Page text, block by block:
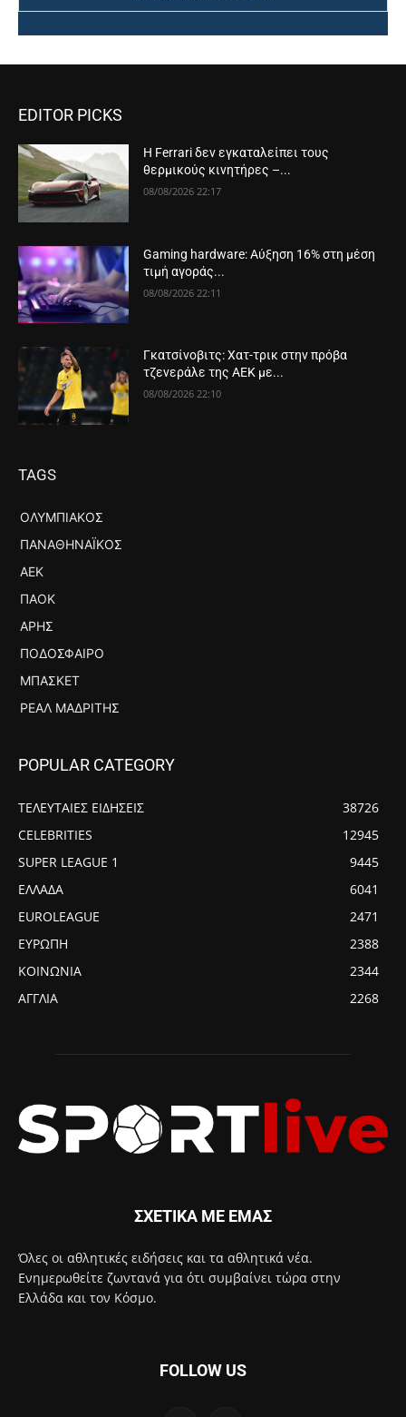
EDITOR PICKS
Η Ferrari δεν εγκαταλείπει τους
θερμικούς κινητήρες –...
08/08/2026 22:17
Gaming hardware: Αύξηση 16% στη μέση
τιμή αγοράς...
08/08/2026 22:11
Γκατσίνοβιτς: Χατ-τρικ στην πρόβα
τζενεράλε της ΑΕΚ με...
08/08/2026 22:10
TAGS
ΟΛΥΜΠΙΑΚΌΣ
ΠΑΝΑΘΗΝΑΪΚΌΣ
ΑΕΚ
ΠΑΟΚ
ΆΡΗΣ
ΠΟΔΌΣΦΑΙΡΟ
ΜΠΆΣΚΕΤ
ΡΕΆΛ ΜΑΔΡΊΤΗΣ
POPULAR CATEGORY
ΤΕΛΕΥΤΑΙΕΣ ΕΙΔΗΣΕΙΣ
38726
CELEBRITIES
12945
SUPER LEAGUE 1
9445
ΕΛΛΑΔΑ
6041
EUROLEAGUE
2471
ΕΥΡΩΠΗ
2388
ΚΟΙΝΩΝΙΑ
2344
ΑΓΓΛΙΑ
2268
ΣΧΕΤΙΚΑ ΜΕ ΕΜΑΣ
Όλες οι αθλητικές ειδήσεις και τα αθλητικά νέα.
Ενημερωθείτε ζωντανά για ότι συμβαίνει τώρα στην
Ελλάδα και τον Κόσμο.
FOLLOW US